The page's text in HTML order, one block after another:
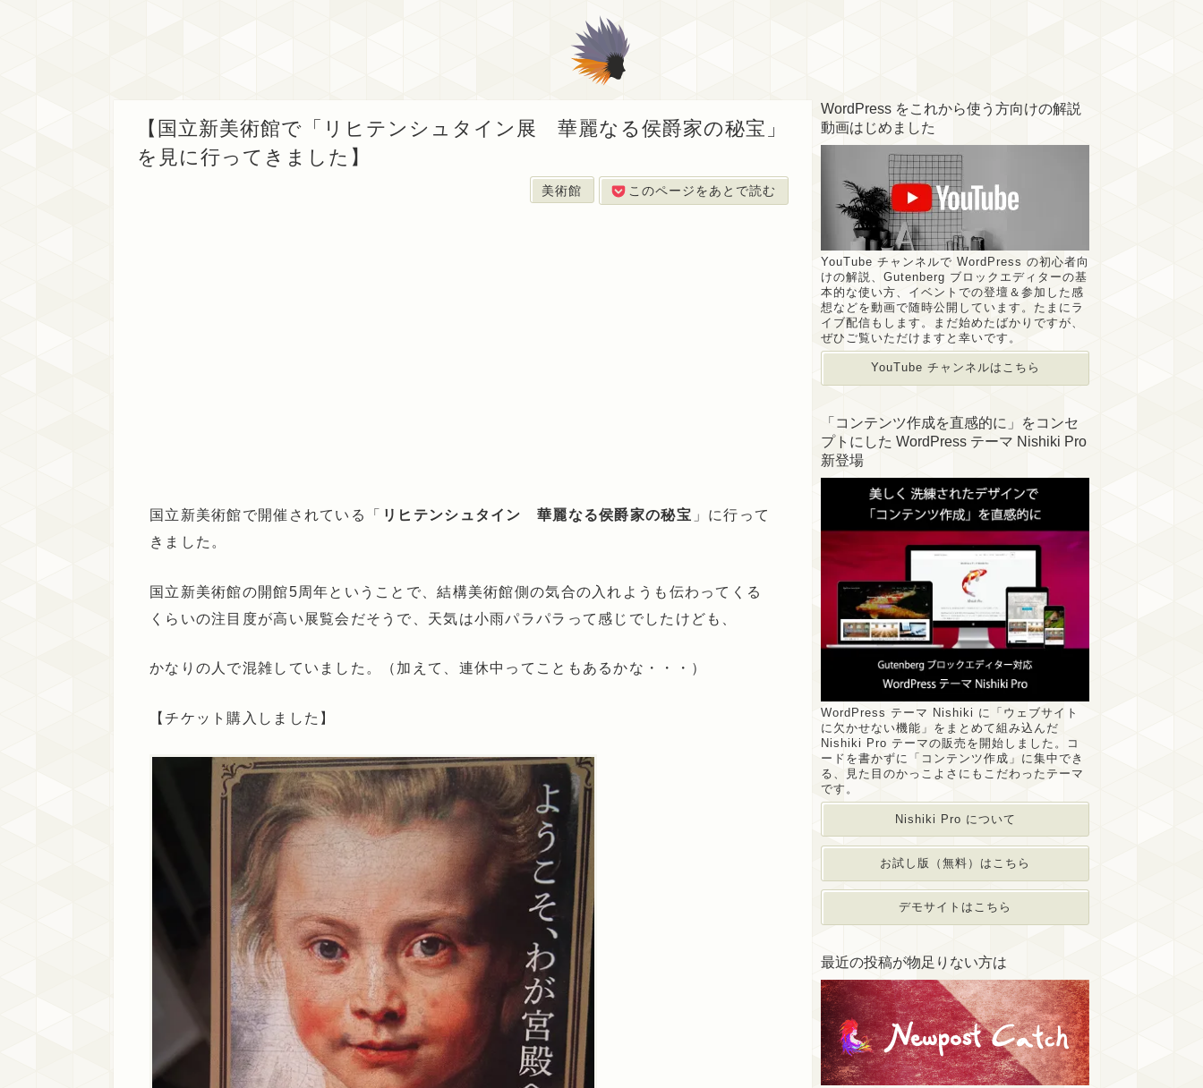
【国立新美術館で「リヒテンシュタイン展 華麗なる侯爵家の秘宝」
を見に行ってきました】
美術館 このページをあとで読む
国立新美術館で開催されている「 リヒテンシュタイン 華麗なる侯爵家の秘宝 」に行って
きました。
国立新美術館の開館5周年ということで、結構美術館側の気合の入れようも伝わってくる
くらいの注目度が高い展覧会だそうで、天気は小雨パラパラって感じでしたけども、
かなりの人で混雑していました。（加えて、連休中ってこともあるかな・・・）
【チケット購入しました】
WordPress をこれから使う方向けの解説
動画はじめました
YouTube チャンネルで WordPress の初心者向
けの解説、Gutenberg ブロックエディターの基
本的な使い方、イベントでの登壇＆参加した感
想などを動画で随時公開しています。たまにラ
イブ配信もします。まだ始めたばかりですが、
ぜひご覧いただけますと幸いです。
YouTube チャンネルはこちら
「コンテンツ作成を直感的に」をコンセ
プトにした WordPress テーマ Nishiki Pro
新登場
WordPress テーマ Nishiki に「ウェブサイト
に欠かせない機能」をまとめて組み込んだ
Nishiki Pro テーマの販売を開始しました。コ
ードを書かずに「コンテンツ作成」に集中でき
る、見た目のかっこよさにもこだわったテーマ
です。
Nishiki Pro について
お試し版（無料）はこちら
デモサイトはこちら
最近の投稿が物足りない方は